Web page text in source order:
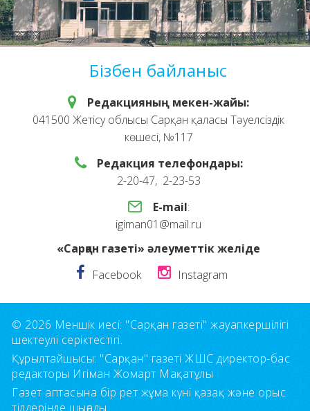
Бізбен байланыс
Редакцияның мекен-жайы:
041500 Жетісу облысы Сарқан қаласы Тәуелсіздік
көшесі, №117
Редакция телефондары:
2-20-47, 2-23-53
E-mail:
igiman01@mail.ru
«Сарқан газеті» әлеуметтік желіде
Facebook
Instagram
© 2026 Меншік иесі: "Сарқан газеті" жауапкершілігі
шектеулі серіктестігі.
Құрылтайшысы: "Сарқан" газеті ЖШС директор-бас
редакторы Игіман Жомарт Мақатұлы
Газет аптасына бір рет жұма күні қазақ және орыс
тілдерінде шығады.